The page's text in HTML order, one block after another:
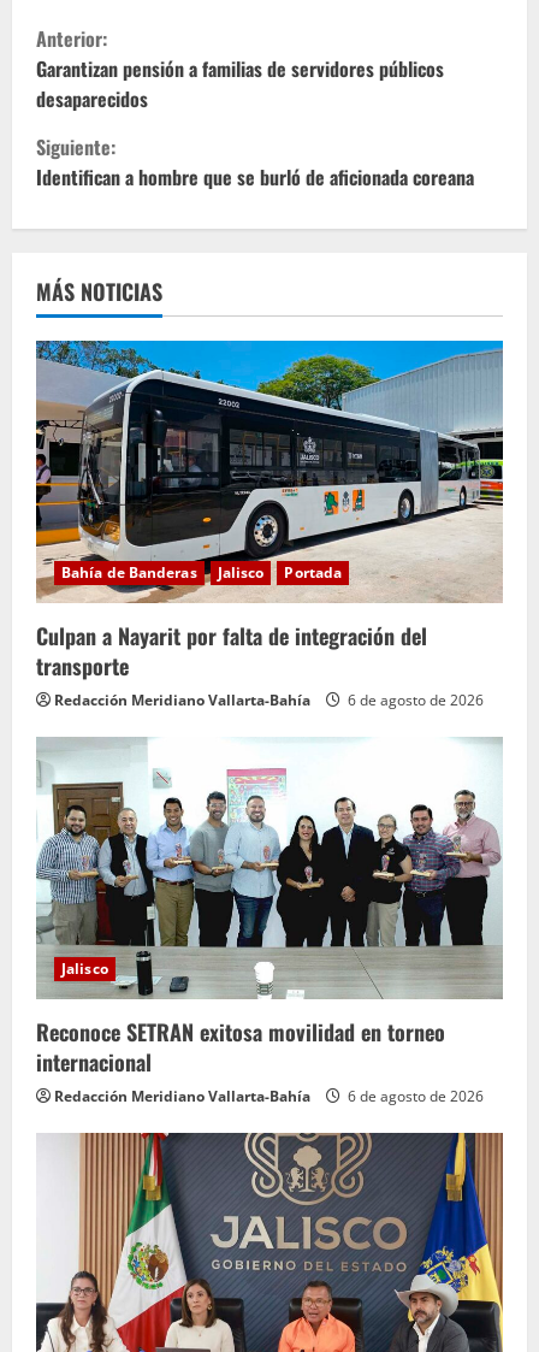
S
i
g
u
e
l
e
e
n
d
o
Anterior:
Garantizan pensión a familias de servidores públicos
desaparecidos
Siguiente:
Identifican a hombre que se burló de aficionada coreana
MÁS NOTICIAS
Bahía de Banderas Jalisco Portada
Culpan a Nayarit por falta de integración del
transporte
Redacción Meridiano Vallarta-Bahía 6 de agosto de 2026
Jalisco
Reconoce SETRAN exitosa movilidad en torneo
internacional
Redacción Meridiano Vallarta-Bahía 6 de agosto de 2026